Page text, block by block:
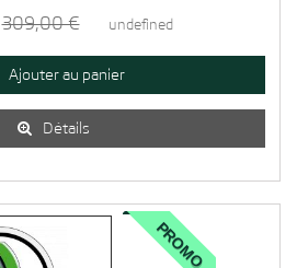
309,00 €
Ajouter au panier
 Détails
undefined
PROMO